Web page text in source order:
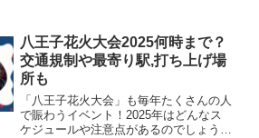
八王子花火大会2025何時まで？
交通規制や最寄り駅,打ち上げ場
所も
「八王子花火大会」も毎年たくさんの人
で賑わうイベント！2025年はどんなス
ケジュールや注意点があるのでしょう